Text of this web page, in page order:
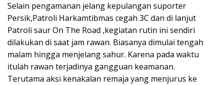
Selain pengamanan jelang kepulangan suporter
Persik,Patroli Harkamtibmas cegah 3C dan di lanjut
Patroli saur On The Road ,kegiatan rutin ini sendiri
dilakukan di saat jam rawan. Biasanya dimulai tengah
malam hingga menjelang sahur. Karena pada waktu
itulah rawan terjadinya gangguan keamanan.
Terutama aksi kenakalan remaja yang menjurus ke